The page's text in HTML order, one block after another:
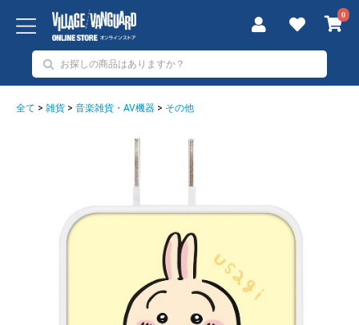
0
全て > 雑貨 > 音楽雑貨・AV機器 > その他